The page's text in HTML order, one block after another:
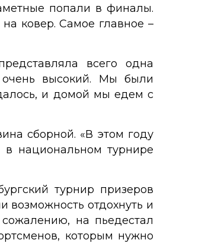
попали в финалы.
ковер. Самое главное –
всего одна
очень высокий. Мы были
и домой мы едем с
сборной. «В этом году
в национальном турнире
турнир призеров
отдохнуть и
сожалению, на пьедестал
которым нужно